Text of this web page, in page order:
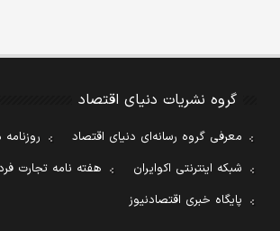
گروه نشریات دنیای اقتصاد
معرفی گروه رسانه‌ای دنیای اقتصاد
شبکه اینترنتی اکوایران
هفته نامه تجارت
پایگاه خبری اقتصادنیوز